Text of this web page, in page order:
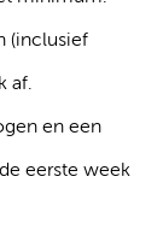
(inclusief
af.
en een
eerste week